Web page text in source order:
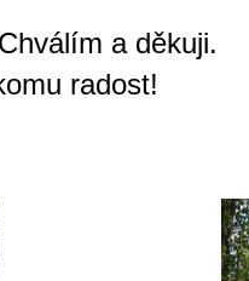
a děkuji.
radost!